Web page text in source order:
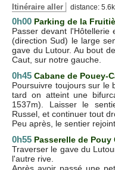
Itinéraire aller distance:
0h00 Parking de la
Passer devant
(direction Sud) le large
gave du Lutour. Au bout
Caut, sur notre gauche.
0h45 Cabane de Pouey-
Poursuivre toujours sur le
tard on atteint une
1537m). Laisser le
Russel, et continuer tout
Peu après, le sentier
0h55 Passerelle de Pouy
Traverser le gave du
l'autre rive.
Après avoir passé une